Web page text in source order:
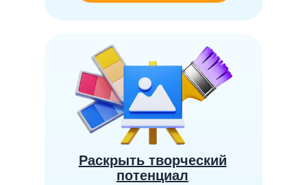
Раскрыть творческий
потенциал